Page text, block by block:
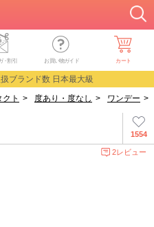
・割引 お買い物ガイド カート
ブランド数 日本最大級
ト > 度あり・度なし > ワンデー >
1554
2レビュー